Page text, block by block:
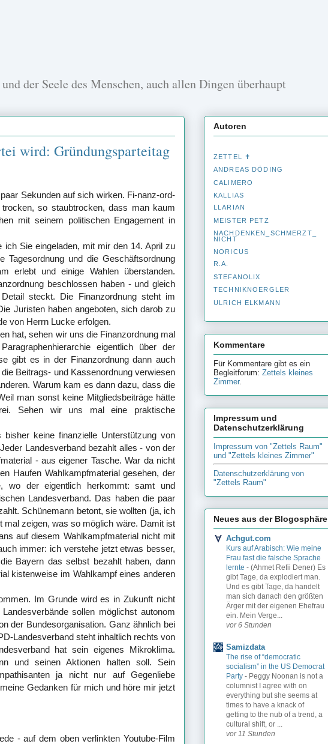
der Seele des Menschen, auch allen Dingen überhaupt
wird: Gründungsparteitag
Sekunden auf sich wirken. Fi-nanz-ord-
so staubtrocken, dass man kaum
mit seinem politischen Engagement in
ich Sie eingeladen, mit mir den 14. April zu
und die Geschäftsordnung
erlebt und einige Wahlen überstanden.
beschlossen haben - und gleich
steckt. Die Finanzordnung steht im
Juristen haben angeboten, sich darob zu
von Herrn Lucke erfolgen.
hat, sehen wir uns die Finanzordnung mal
eigentlich über der
gibt es in der Finanzordnung dann auch
Beitrags- und Kassenordnung verwiesen
Warum kam es dann dazu, dass die
man sonst keine Mitgliedsbeiträge hätte
Sehen wir uns mal eine praktische
keine finanzielle Unterstützung von
Landesverband bezahlt alles - von der
- aus eigener Tasche. War da nicht
Haufen Wahlkampfmaterial gesehen, der
wo der eigentlich herkommt: samt und
Landesverband. Das haben die paar
Schünemann betont, sie wollten (ja, ich
mal zeigen, was so möglich wäre. Damit ist
auf diesem Wahlkampfmaterial nicht mit
immer: ich verstehe jetzt etwas besser,
Bayern das selbst bezahlt haben, dann
kistenweise im Wahlkampf eines anderen
Im Grunde wird es in Zukunft nicht
sollen möglichst autonom
der Bundesorganisation. Ganz ähnlich bei
Landesverband steht inhaltlich rechts von
hat sein eigenes Mikroklima.
und seinen Aktionen halten soll. Sein
ja nicht nur auf Gegenliebe
Gedanken für mich und höre mir jetzt
- auf dem oben verlinkten Youtube-Film
Autoren
ZETTEL ✝
ANDREAS DÖDING
CALIMERO
KALLIAS
LLARIAN
MEISTER PETZ
NACHDENKEN_­SCHMERZT_­
NICHT
NORICUS
R.A.
STEFANOLIX
TECHNIKNOERGLER
ULRICH ELKMANN
Kommentare
Für Kommentare gibt es ein
Begleitforum: Zettels kleines
Zimmer.
Impressum und
Datenschutzerklärung
Impressum von "Zettels Raum"
und "Zettels kleines Zimmer"
Datenschutzerklärung von
"Zettels Raum"
Neues aus der Blogosphäre
Achgut.com
Kurs auf Arabisch: Wie meine
Frau fast die falsche Sprache
lernte - (Ahmet Refii Dener) Es
gibt Tage, da explodiert man.
Und es gibt Tage, da handelt
man sich danach den größten
Ärger mit der eigenen Ehefrau
ein. Mein Verge...
vor 6 Stunden
Samizdata
The rise of “democratic
socialism” in the US Democrat
Party - Peggy Noonan is not a
columnist I agree with on
everything but she seems at
times to have a knack of
getting to the nub of a trend, a
cultural shift, or ...
vor 11 Stunden